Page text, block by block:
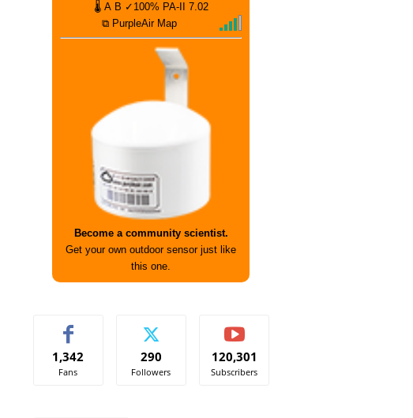
🌡 A B ✓100% PA-II
7.02
⧉ PurpleAir Map
Become a community scientist.
Get your own outdoor sensor just like
this one.
1,342
Fans
290
Followers
120,301
Subscribers